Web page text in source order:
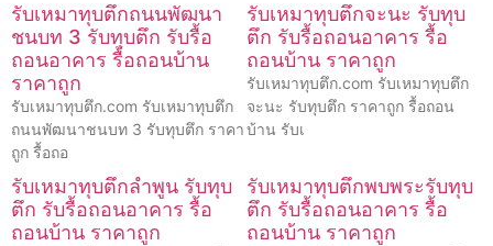
รับเหมาทุบตึกถนนพัฒนา
ชนบท 3 รับทุบตึก รับรื้อ
ถอนอาคาร รื้อถอนบ้าน
ราคาถูก
รับเหมาทุบตึก.com รับเหมาทุบตึก
ถนนพัฒนาชนบท 3 รับทุบตึก ราคา
ถูก รื้อถอ
รับเหมาทุบตึกจะนะ รับทุบ
ตึก รับรื้อถอนอาคาร รื้อ
ถอนบ้าน ราคาถูก
รับเหมาทุบตึก.com รับเหมาทุบตึก
จะนะ รับทุบตึก ราคาถูก รื้อถอน
บ้าน รับเ
รับเหมาทุบตึกลำพูน รับทุบ
ตึก รับรื้อถอนอาคาร รื้อ
ถอนบ้าน ราคาถูก
รับเหมาทุบตึกพบพระรับทุบ
ตึก รับรื้อถอนอาคาร รื้อ
ถอนบ้าน ราคาถูก